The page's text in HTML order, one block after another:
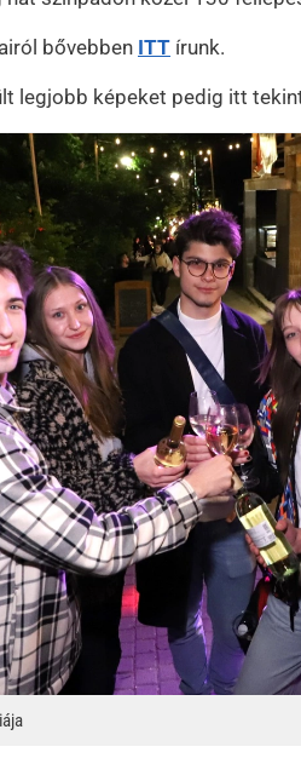
bővebben ITT írunk.
legjobb képeket pedig itt